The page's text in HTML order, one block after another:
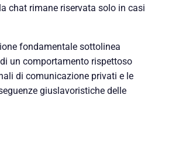
chat rimane riservata solo in casi
fondamentale sottolinea
un comportamento rispettoso
di comunicazione privati e le
giuslavoristiche delle